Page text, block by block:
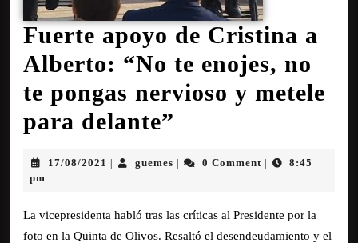
Fuerte apoyo de Cristina a
Alberto: “No te enojes, no
te pongas nervioso y metele
para delante”
17/08/2021 guemes 0 Comment
8:45
pm
La vicepresidenta habló tras las críticas al Presidente por la
foto en la Quinta de Olivos. Resaltó el desendeudamiento y el